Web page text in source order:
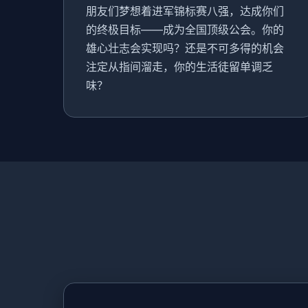
朋友们梦想着进军锦标赛八强，达成你们
的终极目标——成为全国顶级公会。你的
雄心壮志会实现吗？还是不可多得的机会
注定从指间溜走，你的生活徒留单调乏
味？